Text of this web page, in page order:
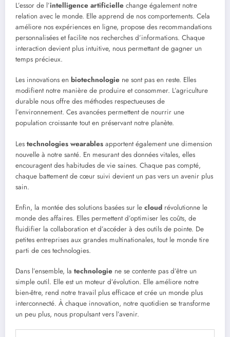
L’essor de l’intelligence artificielle change également notre
relation avec le monde. Elle apprend de nos comportements. Cela
améliore nos expériences en ligne, propose des recommandations
personnalisées et facilite nos recherches d’informations. Chaque
interaction devient plus intuitive, nous permettant de gagner un
temps précieux.
Les innovations en biotechnologie ne sont pas en reste. Elles
modifient notre manière de produire et consommer. L’agriculture
durable nous offre des méthodes respectueuses de
l’environnement. Ces avancées permettent de nourrir une
population croissante tout en préservant notre planète.
Les technologies wearables apportent également une dimension
nouvelle à notre santé. En mesurant des données vitales, elles
encouragent des habitudes de vie saines. Chaque pas compté,
chaque battement de cœur suivi devient un pas vers un avenir plus
sain.
Enfin, la montée des solutions basées sur le cloud révolutionne le
monde des affaires. Elles permettent d’optimiser les coûts, de
fluidifier la collaboration et d’accéder à des outils de pointe. De
petites entreprises aux grandes multinationales, tout le monde tire
parti de ces technologies.
Dans l’ensemble, la technologie ne se contente pas d’être un
simple outil. Elle est un moteur d’évolution. Elle améliore notre
bien-être, rend notre travail plus efficace et crée un monde plus
interconnecté. À chaque innovation, notre quotidien se transforme
un peu plus, nous propulsant vers l’avenir.